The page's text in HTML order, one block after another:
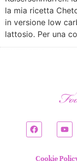
la mia ricetta
in versione low
lattosio. Per una
Cookie